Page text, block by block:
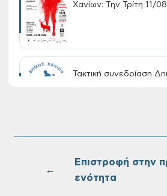
Χανίων: Την Τρίτη 11/08
Τακτική συνεδρίαση
Επαναλειτουργία του
Ονουφρίου
←
Επιστροφή στην
ενότητα